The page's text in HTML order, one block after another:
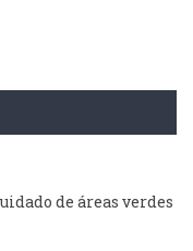
de áreas verdes